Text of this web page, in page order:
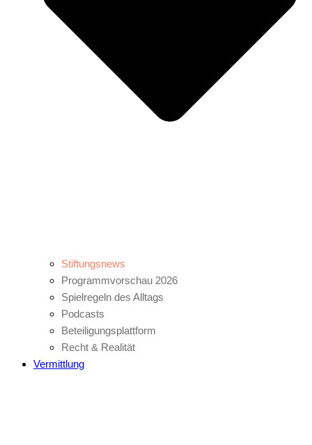
Stiftungsnews
Programmvorschau 2026
Spielregeln des Alltags
Podcasts
Beteiligungsplattform
Recht & Realität
Vermittlung